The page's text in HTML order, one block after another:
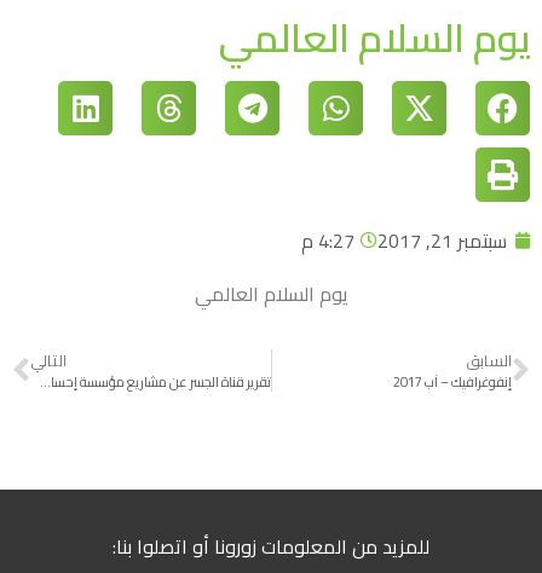
يوم السلام العالمي
سبتمبر 21, 2017
4:27 م
يوم السلام العالمي
السابق
إنفوغرافيك – آب 2017
التالي
تقرير قناة الجسر عن مشاريع مؤسسة إحسان في الغوطة الشرقية
للمزيد من المعلومات زورونا أو اتصلوا بنا: